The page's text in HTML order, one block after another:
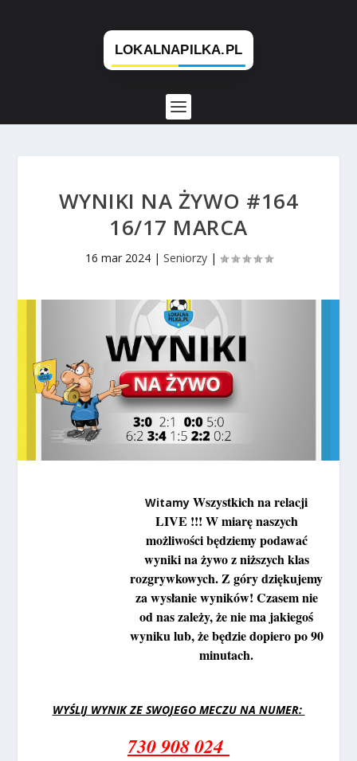
WYNIKI NA ŻYWO #164
16/17 MARCA
16 mar 2024| Seniorzy|
Witamy Wszystkich na relacji
LIVE !!! W miarę naszych
możliwości będziemy podawać
wyniki na żywo z niższych klas
rozgrywkowych. Z góry dziękujemy
za wysłanie wyników! Czasem nie
od nas zależy, że nie ma jakiegoś
wyniku lub, że będzie dopiero po 90
minutach.
WYŚLIJ WYNIK ZE SWOJEGO MECZU NA NUMER:
730 908 024